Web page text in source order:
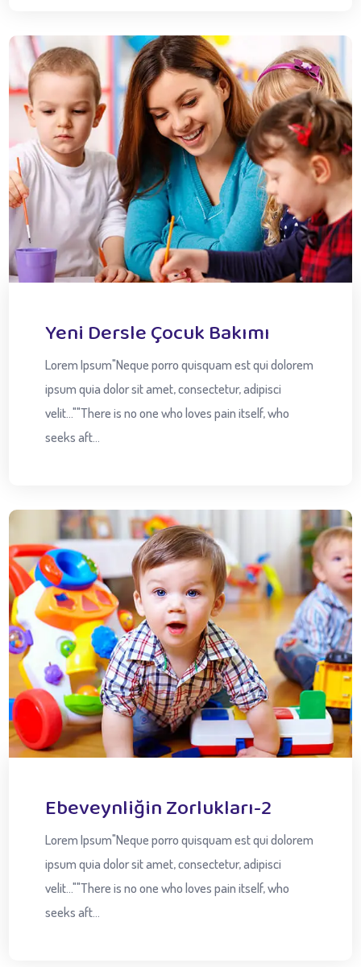
Yeni Dersle Çocuk Bakımı
Lorem Ipsum"Neque porro quisquam est qui dolorem
ipsum quia dolor sit amet, consectetur, adipisci
velit...""There is no one who loves pain itself, who
seeks aft...
Ebeveynliğin Zorlukları-2
Lorem Ipsum"Neque porro quisquam est qui dolorem
ipsum quia dolor sit amet, consectetur, adipisci
velit...""There is no one who loves pain itself, who
seeks aft...